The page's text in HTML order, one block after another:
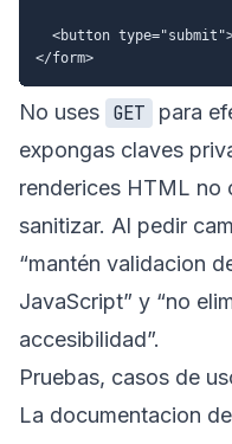
<button
No uses GET
para
expongas claves
renderices HTML no
sanitizar. Al pedir
“mantén validacion
JavaScript” y “no
accesibilidad”.
Pruebas, casos de
La documentacion